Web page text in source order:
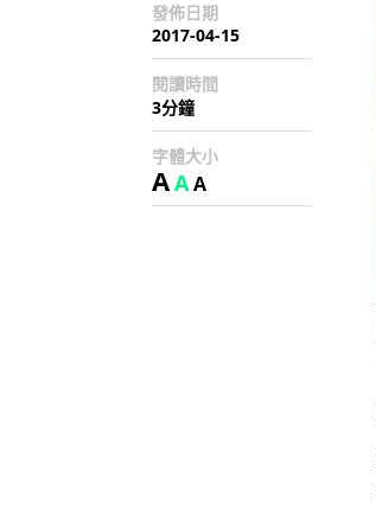
發佈日期
2017-04-15
閱讀時間
3分鐘
字體大小
AAA